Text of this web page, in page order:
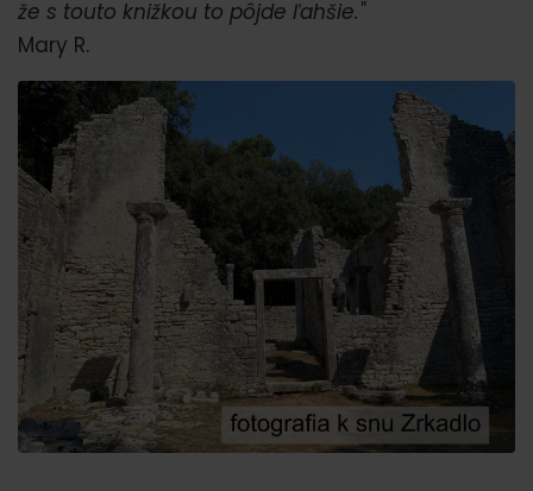
že s touto knižkou to pôjde ľahšie."
Mary R.